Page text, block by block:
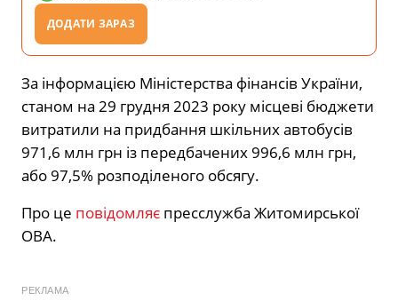
ДОДАТИ ЗАРАЗ
За інформацією Міністерства фінансів України,
станом на 29 грудня 2023 року місцеві бюджети
витратили на придбання шкільних автобусів
971,6 млн грн із передбачених 996,6 млн грн,
або 97,5% розподіленого обсягу.
Про це повідомляє пресслужба Житомирської
ОВА.
РЕКЛАМА